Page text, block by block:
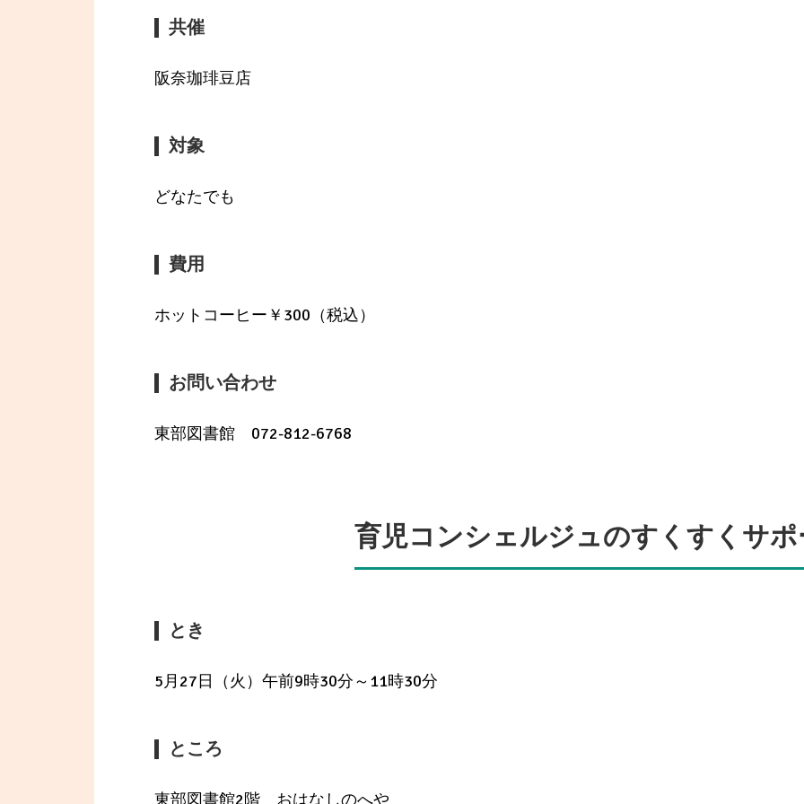
共催
阪奈珈琲豆店
対象
どなたでも
費用
ホットコーヒー￥300（税込）
お問い合わせ
東部図書館 072-812-6768
育児コンシェルジュのすくすくサポ
とき
5月27日（火）午前9時30分～11時30分
ところ
東部図書館2階 おはなしのへや